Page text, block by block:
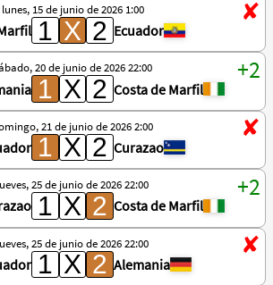
lunes, 15 de junio de 2026 1:00
Ecuador
20 de junio de 2026 22:00
Costa de Marfil
21 de junio de 2026 2:00
Curazao
25 de junio de 2026 22:00
Costa de Marfil
25 de junio de 2026 22:00
Alemania